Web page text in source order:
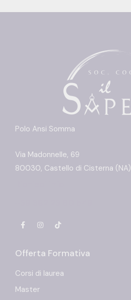
Polo Ansi Somma
Via Madonnelle, 69
80030, Castello di Cisterna (NA)
Offerta Formativa
Corsi di laurea
Master